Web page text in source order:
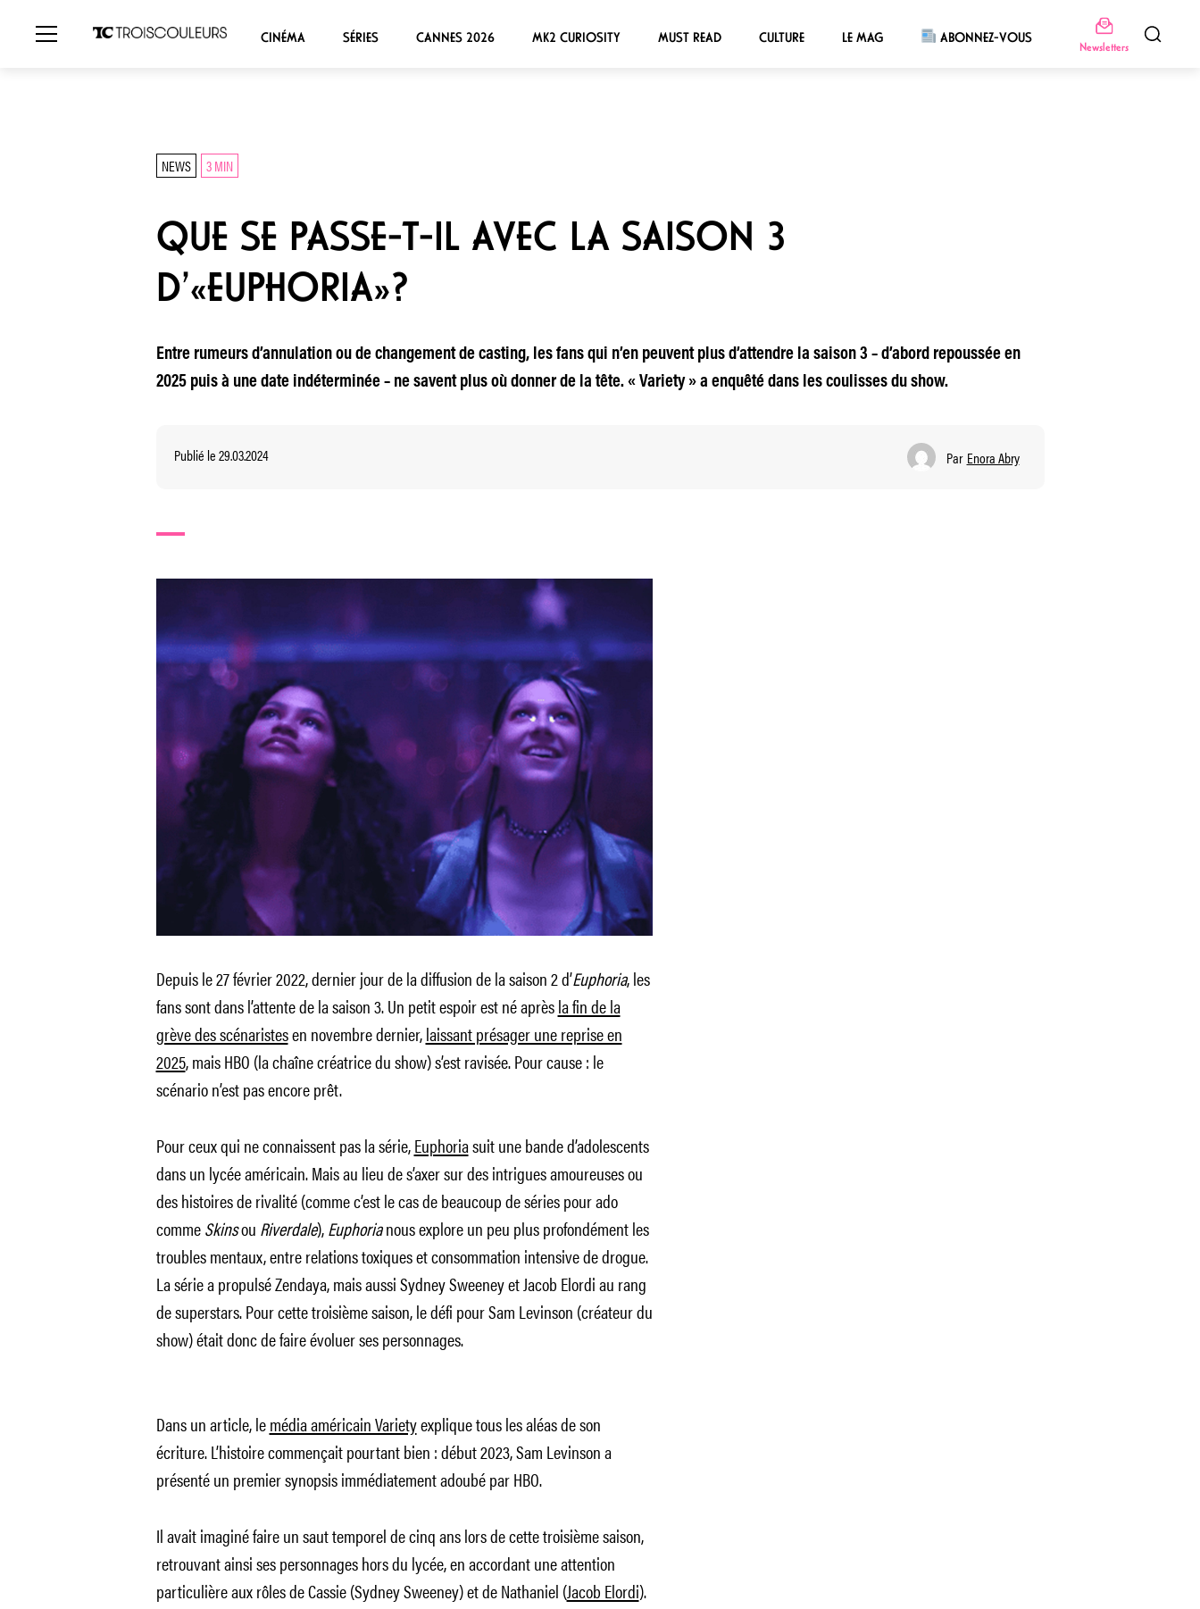
CINÉMA SÉRIES CANNES 2026 MK2 CURIOSITY MUST READ CULTURE LE MAG ABONNEZ-VOUS
Newsletters
NEWS 3 MIN
QUE SE PASSE-T-IL AVEC LA SAISON 3
D’«EUPHORIA»?
Entre rumeurs d’annulation ou de changement de casting, les fans qui n’en peuvent plus d’attendre la saison 3 – d’abord repoussée en
2025 puis à une date indéterminée – ne savent plus où donner de la tête. « Variety » a enquêté dans les coulisses du show.
Publié le 29.03.2024 Par Enora Abry
Depuis le 27 février 2022, dernier jour de la diffusion de la saison 2 d’Euphoria, les
fans sont dans l’attente de la saison 3. Un petit espoir est né aprèsla fin de la
grève des scénaristesen novembre dernier,laissant présager une reprise en
2025, mais HBO (la chaîne créatrice du show) s’est ravisée. Pour cause : le
scénario n’est pas encore prêt.
Pour ceux qui ne connaissent pas la série,Euphoriasuit une bande d’adolescents
dans un lycée américain. Mais au lieu de s’axer sur des intrigues amoureuses ou
des histoires de rivalité (comme c’est le cas de beaucoup de séries pour ado
commeSkinsou Riverdale),Euphorianous explore un peu plus profondément les
troubles mentaux, entre relations toxiques et consommation intensive de drogue.
La série a propulsé Zendaya, mais aussi Sydney Sweeney et Jacob Elordi au rang
de superstars. Pour cette troisième saison, le défi pour Sam Levinson (créateur du
show) était donc de faire évoluer ses personnages.
Dans un article, lemédia américain Varietyexplique tous les aléas de son
écriture. L’histoire commençait pourtant bien : début 2023, Sam Levinson a
présenté un premier synopsis immédiatement adoubé par HBO.
Il avait imaginé faire un saut temporel de cinq ans lors de cette troisième saison,
retrouvant ainsi ses personnages hors du lycée, en accordant une attention
particulière aux rôles de Cassie (Sydney Sweeney) et de Nathaniel (Jacob Elordi).